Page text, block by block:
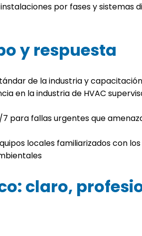
por fases y sistemas
y respuesta
de la industria y
en la industria de HVAC
para fallas urgentes que
locales familiarizados con
claro,